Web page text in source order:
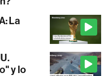
La
y lo